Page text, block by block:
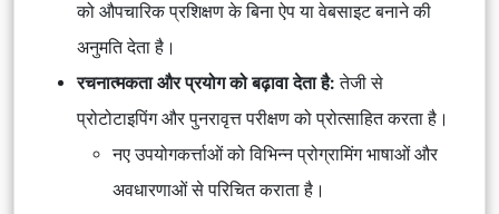
को औपचारिक प्रशिक्षण के बिना ऐप या वेबसाइट बनाने की
अनुमति देता है।
रचनात्मकता और प्रयोग को बढ़ावा देता है:तेजी से
प्रोटोटाइपिंग और पुनरावृत्त परीक्षण को प्रोत्साहित करता है।
नए उपयोगकर्त्ताओं को विभिन्न प्रोग्रामिंग भाषाओं और
अवधारणाओं से परिचित कराता है।